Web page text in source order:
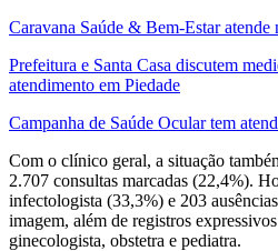
Caravana Saúde & Bem-Estar
Prefeitura e Santa Casa discutem
atendimento em Piedade
Campanha de Saúde Ocular tem
Com o clínico geral, a situação
2.707 consultas marcadas (22,4%).
infectologista (33,3%) e 203
imagem, além de registros
ginecologista, obstetra e pediatra.